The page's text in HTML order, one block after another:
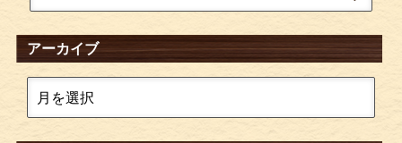
アーカイブ